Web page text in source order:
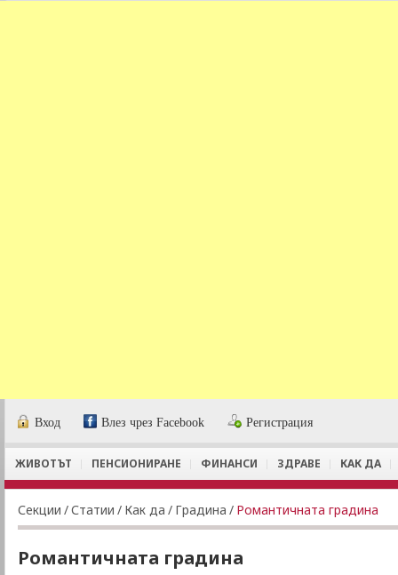
Вход Влез чрез Facebook Регистрация
ЖИВОТЪТ ПЕНСИОНИРАНЕ ФИНАНСИ ЗДРАВЕ КАК ДА
Секции /Статии / Как да / Градина / Романтичната градина
Романтичната градина